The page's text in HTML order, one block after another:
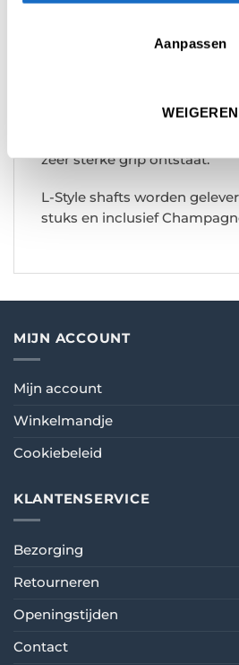
Aanpassen
WEIGEREN
precisie gegoten voor
Flights met Champagne
zeer sterke grip ontstaat.
L-Style shafts worden
stuks en inclusief
MIJN ACCOUNT
Mijn account
Winkelmandje
Cookiebeleid
KLANTENSERVICE
Bezorging
Retourneren
Openingstijden
Contact